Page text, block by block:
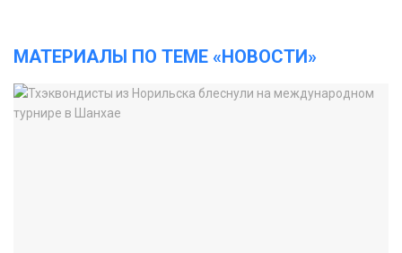
МАТЕРИАЛЫ ПО ТЕМЕ «НОВОСТИ»